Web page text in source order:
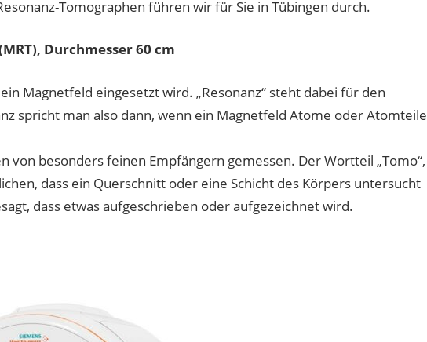
Tomographen führen wir für Sie in Tübingen durch.
Durchmesser 60 cm
Magnetfeld eingesetzt wird. „Resonanz“ steht dabei für den
spricht man also dann, wenn ein Magnetfeld Atome oder Atomteile
von besonders feinen Empfängern gemessen. Der Wortteil „Tomo“,
dass ein Querschnitt oder eine Schicht des Körpers untersucht
dass etwas aufgeschrieben oder aufgezeichnet wird.